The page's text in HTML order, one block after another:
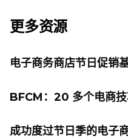
更多资源
电子商务商店节日促销
BFCM：20 多个电商
成功度过节日季的电子